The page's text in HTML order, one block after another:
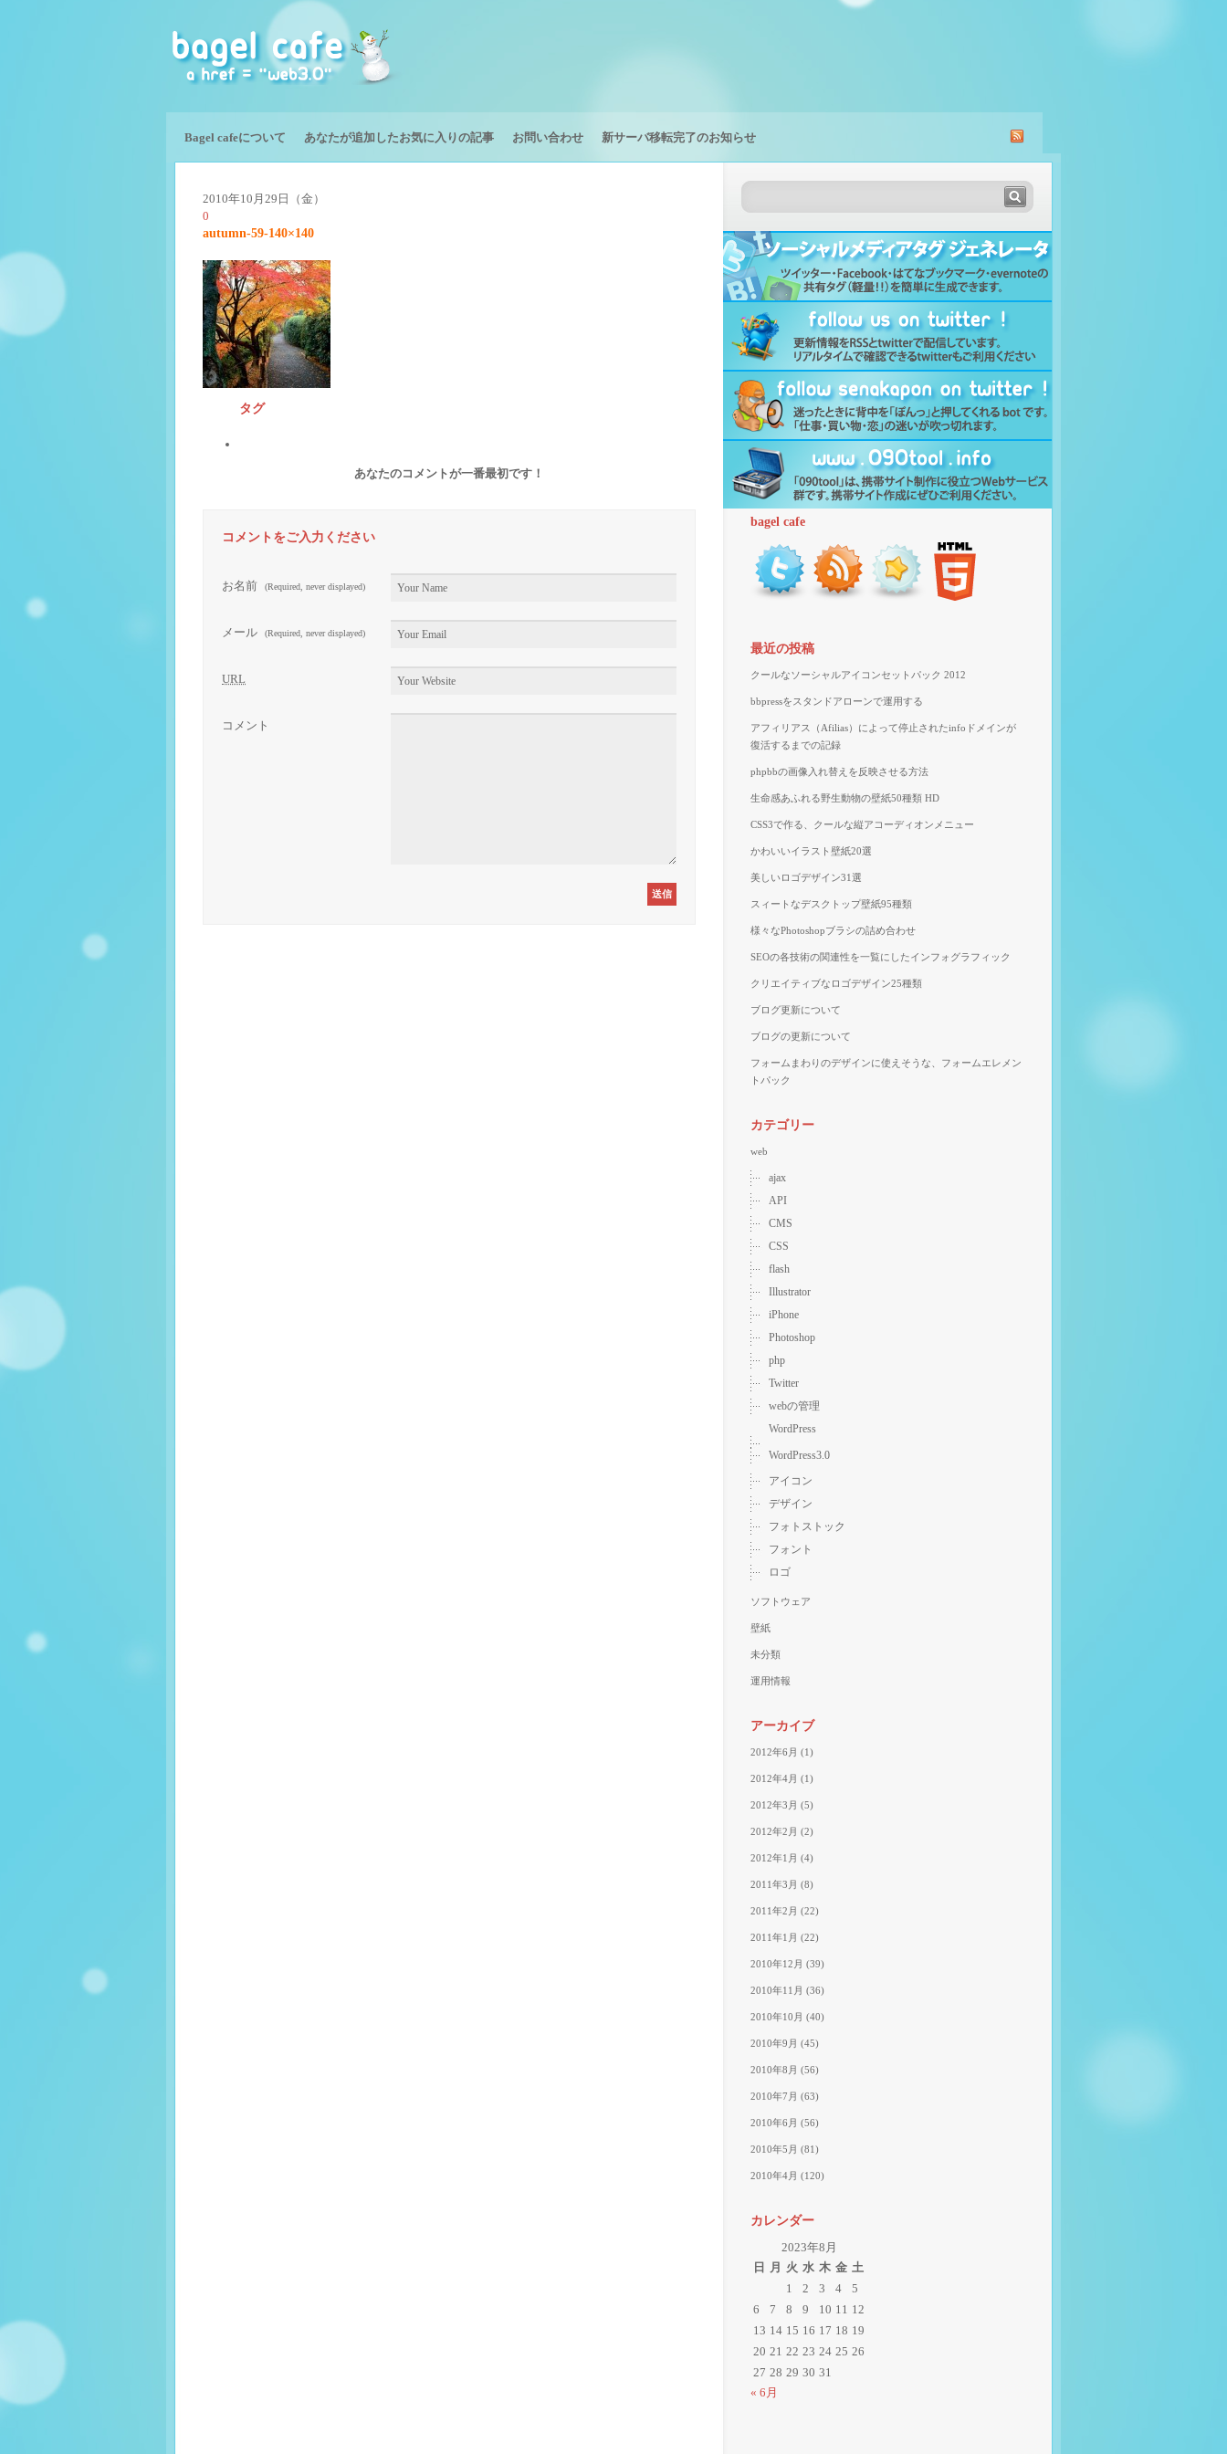
Bagel cafeについて あなたが追加したお気に入りの記事 お問い合わせ 新サーバ移転完了のお知らせ
2010年10月29日（金）
0
autumn-59-140×140
タグ
あなたのコメントが一番最初です！
コメントをご入力ください
お名前 (Required, never displayed)
メール (Required, never displayed)
URL
コメント
bagel cafe
最近の投稿
クールなソーシャルアイコンセットパック 2012
bbpressをスタンドアローンで運用する
アフィリアス（Afilias）によって停止されたinfoドメインが
復活するまでの記録
phpbbの画像入れ替えを反映させる方法
生命感あふれる野生動物の壁紙50種類 HD
CSS3で作る、クールな縦アコーディオンメニュー
かわいいイラスト壁紙20選
美しいロゴデザイン31選
スィートなデスクトップ壁紙95種類
様々なPhotoshopブラシの詰め合わせ
SEOの各技術の関連性を一覧にしたインフォグラフィック
クリエイティブなロゴデザイン25種類
ブログ更新について
ブログの更新について
フォームまわりのデザインに使えそうな、フォームエレメン
トパック
カテゴリー
web
ajax
API
CMS
CSS
flash
Illustrator
iPhone
Photoshop
php
Twitter
webの管理
WordPress
WordPress3.0
アイコン
デザイン
フォトストック
フォント
ロゴ
ソフトウェア
壁紙
未分類
運用情報
アーカイブ
2012年6月 (1)
2012年4月 (1)
2012年3月 (5)
2012年2月 (2)
2012年1月 (4)
2011年3月 (8)
2011年2月 (22)
2011年1月 (22)
2010年12月 (39)
2010年11月 (36)
2010年10月 (40)
2010年9月 (45)
2010年8月 (56)
2010年7月 (63)
2010年6月 (56)
2010年5月 (81)
2010年4月 (120)
カレンダー
2023年8月
日
月 火 水 木 金 土
1
2 3 4
5
6
7 8 9 10 11 12
13 14 15 16 17 18 19
20 21 22 23 24 25 26
27 28 29 30 31
« 6月